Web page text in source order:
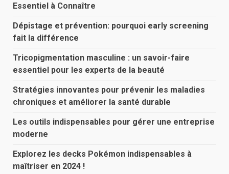
Essentiel à Connaître
Dépistage et prévention: pourquoi early screening
fait la différence
Tricopigmentation masculine : un savoir-faire
essentiel pour les experts de la beauté
Stratégies innovantes pour prévenir les maladies
chroniques et améliorer la santé durable
Les outils indispensables pour gérer une entreprise
moderne
Explorez les decks Pokémon indispensables à
maîtriser en 2024 !